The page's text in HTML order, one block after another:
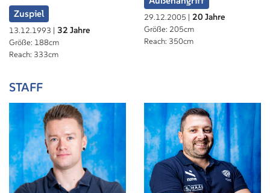
Zuspiel
13.12.1993 | 32 Jahre
Größe: 188cm
Reach: 333cm
29.12.2005 | 20 Jahre
Größe: 205cm
Reach: 350cm
STAFF